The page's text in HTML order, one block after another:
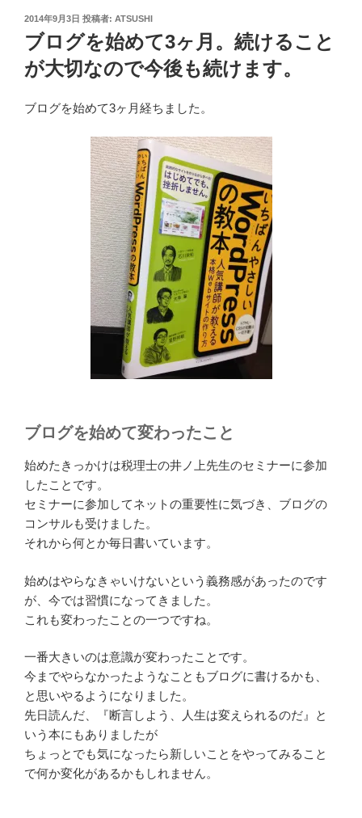
投
日:
2014年9月3日 投稿者: ATSUSHI
ブログを始めて3ヶ月。続けること
が大切なので今後も続けます。
ブログを始めて3ヶ月経ちました。
ブログを始めて変わったこと
始めたきっかけは税理士の井ノ上先生のセミナーに参加
したことです。
セミナーに参加してネットの重要性に気づき、ブログの
コンサルも受けました。
それから何とか毎日書いています。
始めはやらなきゃいけないという義務感があったのです
が、今では習慣になってきました。
これも変わったことの一つですね。
一番大きいのは意識が変わったことです。
今までやらなかったようなこともブログに書けるかも、
と思いやるようになりました。
先日読んだ、『断言しよう、人生は変えられるのだ』と
いう本にもありましたが
ちょっとでも気になったら新しいことをやってみること
で何か変化があるかもしれません。